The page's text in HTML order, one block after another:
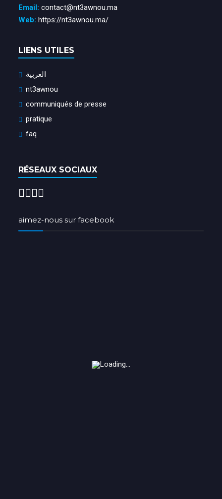
Email: contact@nt3awnou.ma
Web: https://nt3awnou.ma/
LIENS UTILES
العربية
nt3awnou
communiqués de presse
pratique
faq
RÉSEAUX SOCIAUX
aimez-nous sur facebook